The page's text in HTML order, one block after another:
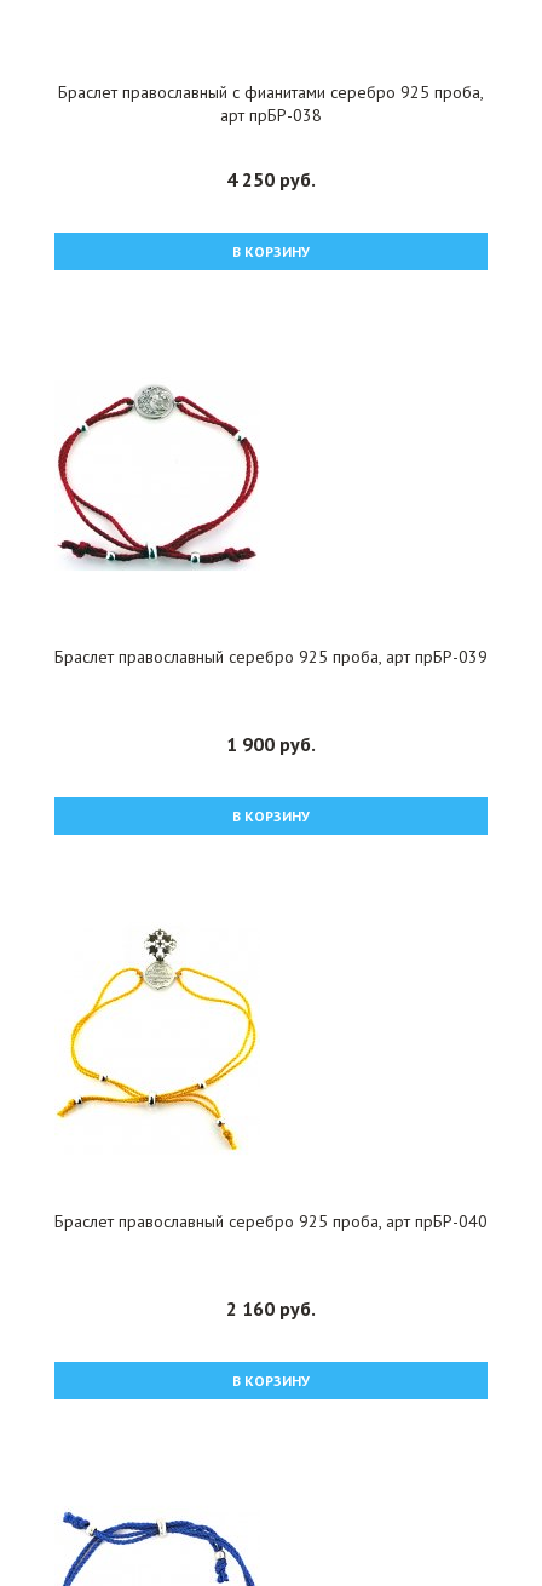
Браслет православный с фианитами серебро 925 проба,
арт прБР-038
4 250 руб.
В КОРЗИНУ
Браслет православный серебро 925 проба, арт прБР-039
1 900 руб.
В КОРЗИНУ
Браслет православный серебро 925 проба, арт прБР-040
2 160 руб.
В КОРЗИНУ